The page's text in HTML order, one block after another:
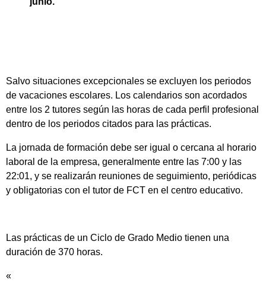
Salvo situaciones excepcionales se excluyen los periodos
de vacaciones escolares. Los calendarios son acordados
entre los 2 tutores según las horas de cada perfil profesional
dentro de los periodos citados para las prácticas.
La jornada de formación debe ser igual o cercana al horario
laboral de la empresa, generalmente entre las 7:00 y las
22:01, y se realizarán reuniones de seguimiento, periódicas
y obligatorias con el tutor de FCT en el centro educativo.
Las prácticas de un Ciclo de Grado Medio tienen una
duración de 370 horas.
«